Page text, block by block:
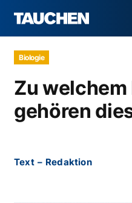
Biologie
Zu welchem
gehören
Text – Redaktion